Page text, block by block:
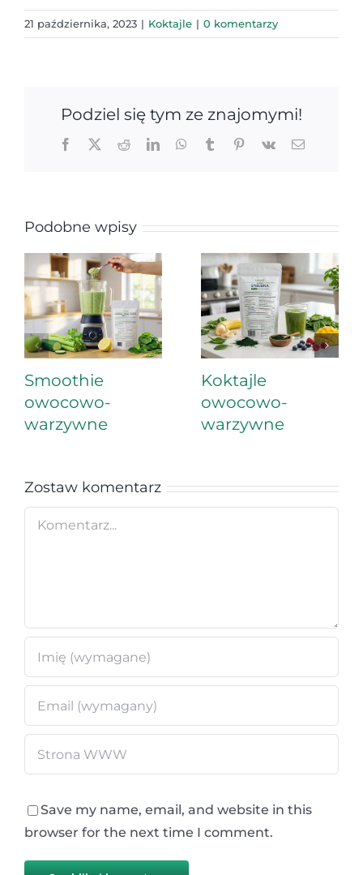
21 października, 2023 | Koktajle | 0 komentarzy
Podziel się tym ze znajomymi!
Facebook
X RedditLinkedInWhatsApp
TumblrPinterest
Vk Email
Podobne wpisy
Smoothie
owocowo-
warzywne
Koktajle
owocowo-
warzywne
Zostaw komentarz
Comment
Save my name, email, and website in this
browser for the next time I comment.